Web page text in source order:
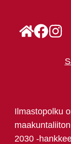
Ilmastopolku
2030 -